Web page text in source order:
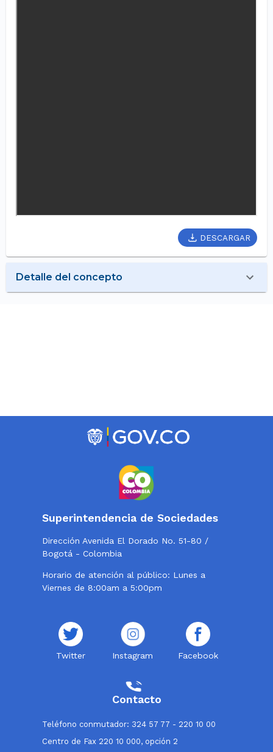
DESCARGAR
Detalle del concepto
Superintendencia de Sociedades
Dirección Avenida El Dorado No. 51-80 /
Bogotá - Colombia
Horario de atención al público: Lunes a
Viernes de 8:00am a 5:00pm
Twitter Instagram Facebook
Contacto
Teléfono conmutador: 324 57 77 - 220 10 00
Centro de Fax 220 10 000, opción 2